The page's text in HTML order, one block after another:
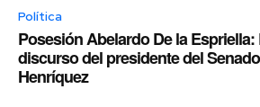
Política
Posesión Abelardo De la Espriella:
discurso del presidente del
Henríquez